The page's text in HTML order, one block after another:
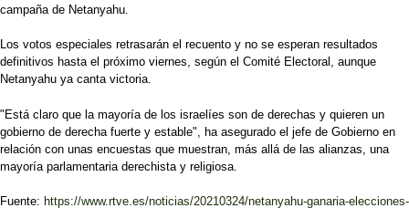
campaña de Netanyahu.
Los votos especiales retrasarán el recuento y no se esperan resultados
definitivos hasta el próximo viernes, según el Comité Electoral, aunque
Netanyahu ya canta victoria.
"Está claro que la mayoría de los israelíes son de derechas y quieren un
gobierno de derecha fuerte y estable", ha asegurado el jefe de Gobierno en
relación con unas encuestas que muestran, más allá de las alianzas, una
mayoría parlamentaria derechista y religiosa.
Fuente: https://www.rtve.es/noticias/20210324/netanyahu-ganaria-elecciones-